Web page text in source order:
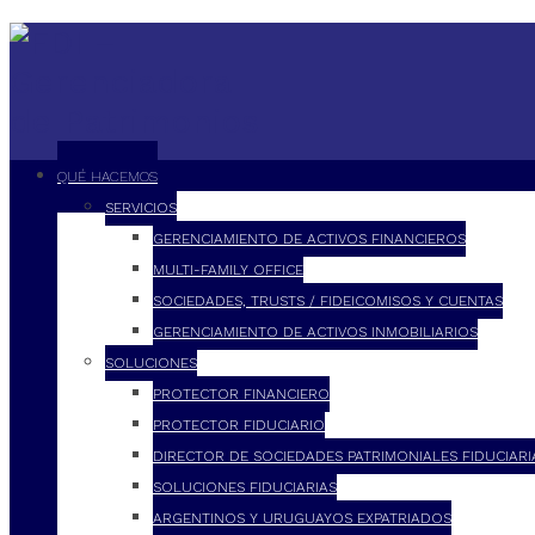
QUÉ HACEMOS
SERVICIOS
GERENCIAMIENTO DE ACTIVOS FINANCIEROS
MULTI-FAMILY OFFICE
SOCIEDADES, TRUSTS / FIDEICOMISOS Y CUENTAS
GERENCIAMIENTO DE ACTIVOS INMOBILIARIOS
SOLUCIONES
PROTECTOR FINANCIERO
PROTECTOR FIDUCIARIO
DIRECTOR DE SOCIEDADES PATRIMONIALES
SOLUCIONES FIDUCIARIAS
ARGENTINOS Y URUGUAYOS EXPATRIADOS